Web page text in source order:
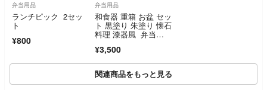
弁当用品
ランチピック 2セッ
ト
¥800
弁当用品
和食器 重箱 お盆 セッ
ト 黒塗り 朱塗り 懐石
料理 漆器風 弁当
¥3,500
関連商品をもっと見る